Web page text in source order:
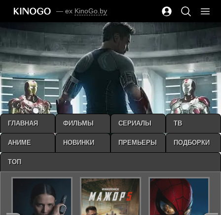
— ex KinoGo.by
ГЛАВНАЯ ФИЛЬМЫ СЕРИАЛЫ ТВ
АНИМЕ НОВИНКИ ПРЕМЬЕРЫ ПОДБОРКИ
ТОП